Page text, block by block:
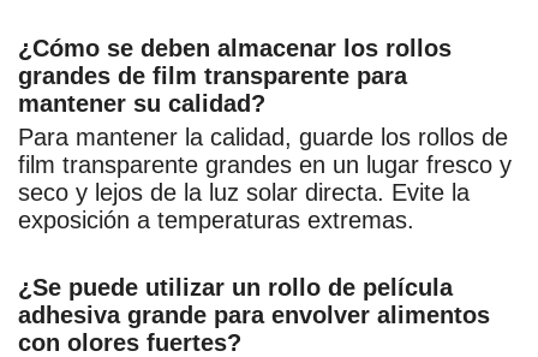
¿Cómo se deben almacenar los rollos
grandes de film transparente para
mantener su calidad?
Para mantener la calidad, guarde los rollos de
film transparente grandes en un lugar fresco y
seco y lejos de la luz solar directa. Evite la
exposición a temperaturas extremas.
¿Se puede utilizar un rollo de película
adhesiva grande para envolver alimentos
con olores fuertes?